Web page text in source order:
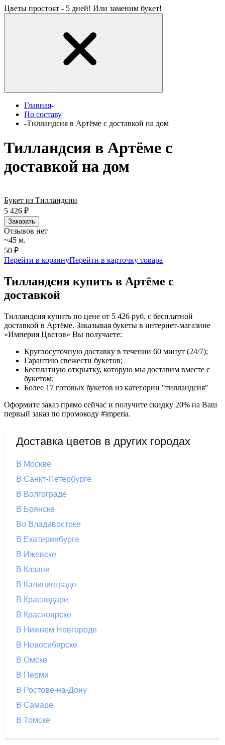
Цветы простоят - 5 дней! Или заменим букет!
Главная-
По составу
-Тилландсия в Артёме с доставкой на дом
Тилландсия в Артёме с
доставкой на дом
Букет из Тилландсии
5 426 ₽
Заказать
Отзывов нет
~45 м.
50 ₽
Перейти в корзинуПерейти в карточку товара
Тилландсия купить в Артёме с
доставкой
Тилландсия купить по цене от 5 426 руб. с бесплатной
доставкой в Артёме. Заказывая букеты в интернет-магазине
«Империя Цветов» Вы получаете:
Круглосуточную доставку в течении 60 минут (24/7);
Гарантию свежести букетов;
Бесплатную открытку, которую мы доставим вместе с
букетом;
Более 17 готовых букетов из категории "тилландсия"
Оформите заказ прямо сейчас и получите скидку 20% на Ваш
первый заказ по промокоду #imperia.
Доставка цветов в других городах
В Москве
В Санкт-Петербурге
В Волгограде
В Брянске
Во Владивостоке
В Екатеринбурге
В Ижевске
В Казани
В Калининграде
В Краснодаре
В Красноярске
В Нижнем Новгороде
В Новосибирске
В Омске
В Перми
В Ростове-на-Дону
В Самаре
В Томске